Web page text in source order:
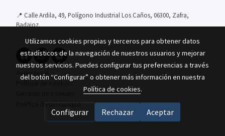
📍 Calle Ardila, 49, Polígono Industrial Los Caños, 06300, Zafra,
Badajoz.
Aviso legal
Política de cookies
Política de privacidad
Utilizamos cookies propias y terceros para obtener datos
estadísticos de la navegación de nuestros usuarios y mejorar
nuestros servicios. Puedes configurar tus preferencias a través
del botón “Configurar” o obtener más información en nuestra
Política de cookies.
Configurar Rechazar Aceptar